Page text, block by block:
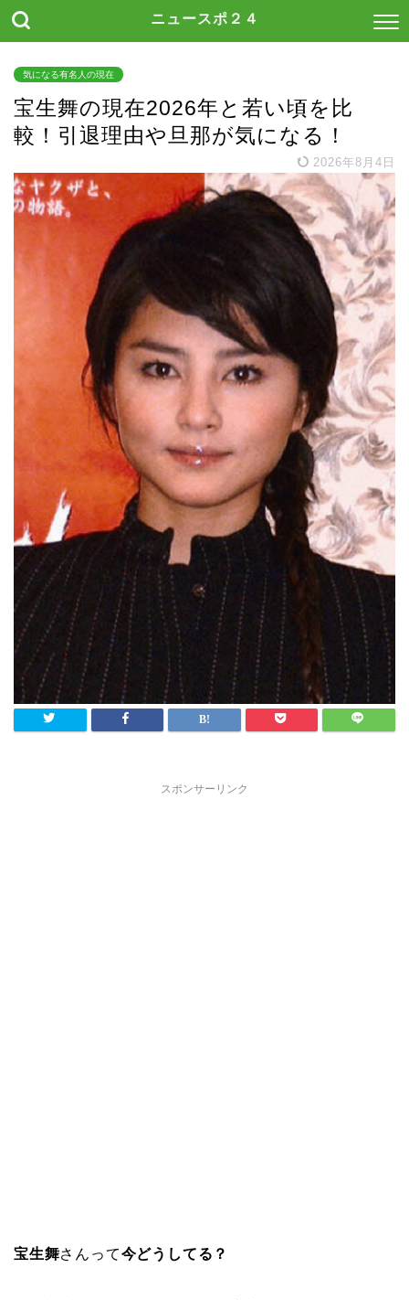
ニュースポ２４
気になる有名人の現在
宝生舞の現在2026年と若い頃を比
較！引退理由や旦那が気になる！
2026年8月4日
スポンサーリンク
宝生舞さんって今どうしてる？